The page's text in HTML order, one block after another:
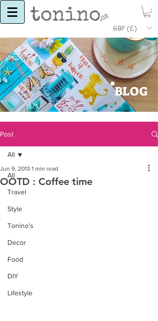
GBP (£)
BLOG
Post
All
Travel
Style
Tonino's
Decor
Food
DIY
Lifestyle
All
OOTD : Coffee time
Jun 9, 2013 1 min read